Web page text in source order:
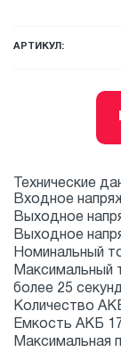
АРТИКУЛ:
Технические
Входное
Выходное
Выходное
Номинальный
Максимальный
более 25
Количество
Емкость АКБ
Максимальная